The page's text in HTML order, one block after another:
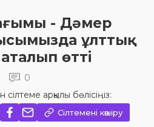
ағымы - Дәмер
ұлттық
өтті
0
арқылы бөлісіңіз:
Сілтемені көшіру